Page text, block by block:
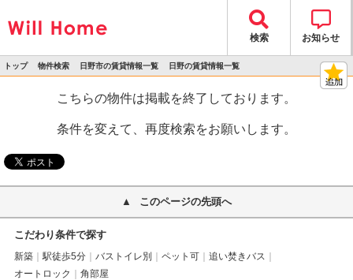
検索 お知らせ
トップ 物件検索 日野市の賃貸情報一覧 日野の賃貸情報一覧
こちらの物件は掲載を終了しております。
条件を変えて、再度検索をお願いします。
このページの先頭へ
こだわり条件で探す
新築 駅徒歩5分 バストイレ別 ペット可
追い焚きバス
オートロック
角部屋